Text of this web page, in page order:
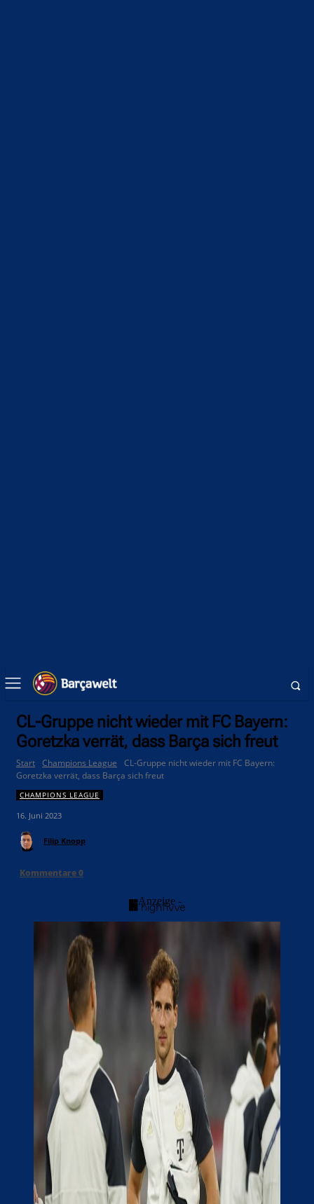
CL-Gruppe nicht wieder mit FC Bayern:
Goretzka verrät, dass Barça sich freut
Start Champions League
CL-Gruppe nicht wieder mit FC Bayern:
Goretzka verrät, dass Barça sich freut
CHAMPIONS LEAGUE
16. Juni 2023
Filip Knopp
Kommentare0
- Anzeige -